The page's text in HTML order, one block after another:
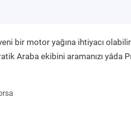
bir motor yağına ihtiyacı
Araba ekibini aramanızı yâda